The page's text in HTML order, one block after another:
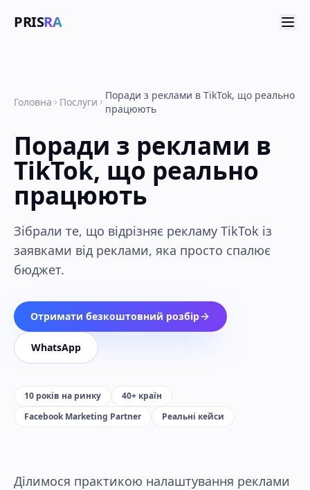
PRISRA
Головна Послуги
Поради з реклами в TikTok, що реально
працюють
Поради з реклами в
TikTok, що реально
працюють
Зібрали те, що відрізняє рекламу TikTok із
заявками від реклами, яка просто спалює
бюджет.
Отримати безкоштовний розбір
WhatsApp
10 років на ринку
40+ країн
Facebook Marketing Partner
Реальні кейси
Ділимося практикою налаштування реклами